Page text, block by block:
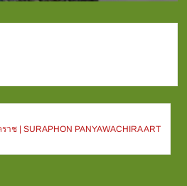
ช | SURAPHON PANYAWACHIRA ART